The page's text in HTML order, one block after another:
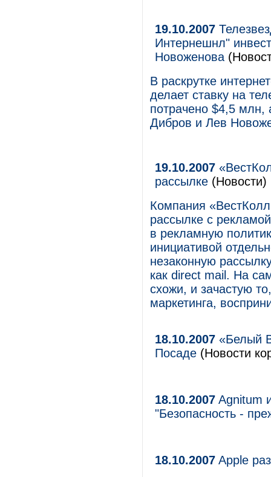
19.10.2007
Интернешнл"
Новоженова
В раскрутке
делает ставку на
потрачено $4,5 млн,
Дибров и Лев
19.10.2007
рассылке (Новости)
Компания
рассылке с
в рекламную
инициативой
незаконную
как direct mail. На
схожи, и зачастую
маркетинга,
18.10.2007 «Белый
Посаде (Новости
18.10.2007 Agnitum
"Безопасность -
18.10.2007 Apple